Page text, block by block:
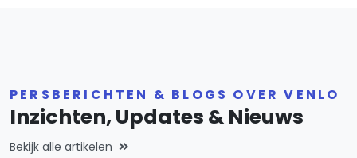
PERSBERICHTEN & BLOGS OVER VENLO
Inzichten, Updates & Nieuws
Bekijk alle artikelen